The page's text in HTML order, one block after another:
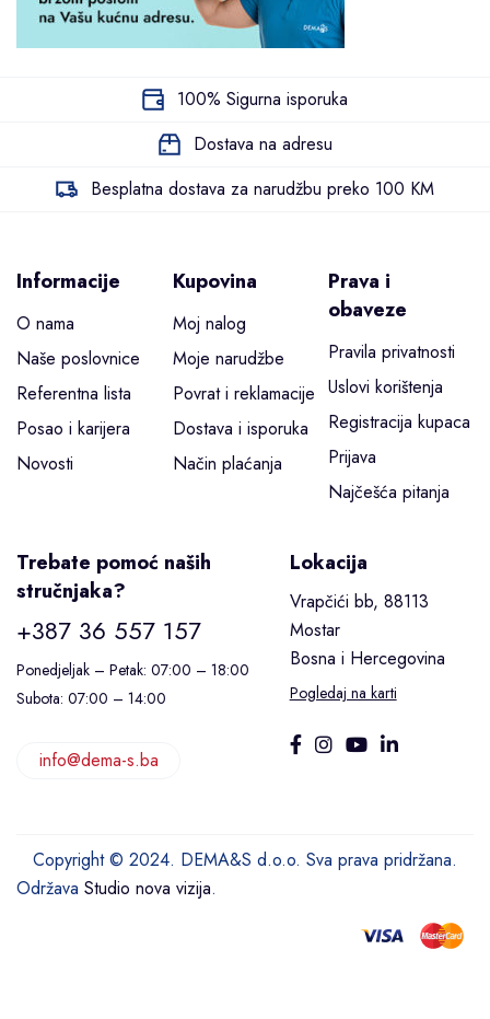
100% Sigurna isporuka
Dostava na adresu
Besplatna dostava za narudžbu preko 100 KM
Informacije
O nama
Naše poslovnice
Referentna lista
Posao i karijera
Novosti
Kupovina
Moj nalog
Moje narudžbe
Povrat i reklamacije
Dostava i isporuka
Način plaćanja
Prava i
obaveze
Pravila privatnosti
Uslovi korištenja
Registracija kupaca
Prijava
Najčešća pitanja
Trebate pomoć naših
stručnjaka?
+387 36 557 157
Ponedjeljak – Petak: 07:00 – 18:00
Subota: 07:00 – 14:00
info@dema-s.ba
Lokacija
Vrapčići bb, 88113
Mostar
Bosna i Hercegovina
Pogledaj na karti
Copyright © 2024. DEMA&S d.o.o. Sva prava pridržana.
Održava Studio nova vizija.